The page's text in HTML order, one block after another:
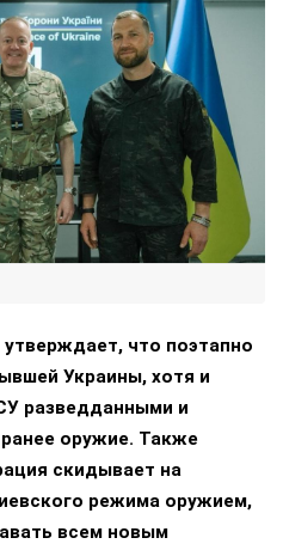
что поэтапно
Украины, хотя и
разведданными и
оружие. Также
скидывает на
режима оружием,
всем новым